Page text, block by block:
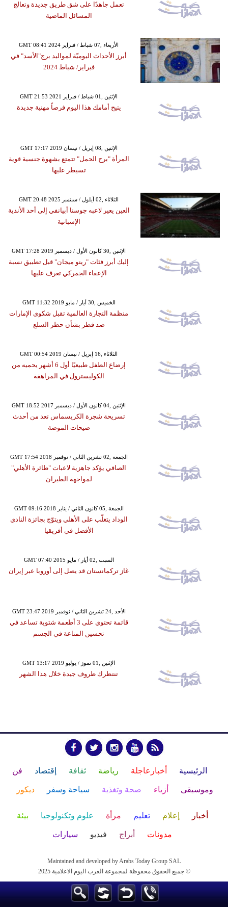
تعمل جاهدًا على شق طريق جديدة وتعالج
المسائل الماضية
GMT 08:41 2024 الأربعاء ,07 شباط / فبراير
أبرز الأحداث اليوميّة لمواليد برج"الأسد" في
فبراير/ شباط 2024
GMT 21:53 2021 الإثنين ,01 شباط / فبراير
يتيح أمامك هذا اليوم فرصاً مهنية جديدة
GMT 17:17 2019 الإثنين ,08 إبريل / نيسان
المرأة "برج الحمل" تتمتع بشهوة جنسية قوية
تسيطر عليها
GMT 20:48 2025 الثلاثاء ,02 أيلول / سبتمبر
العين يعير لاعبه جوسنا أبيانفي إلى أحد الأندية
الإسبانية
GMT 17:28 2019 الإثنين ,30 كانون الأول / ديسمبر
إليك أبرز فئات "رينو ميجان" قبل تطبيق نسبة
الإعفاء الجمركي تعرف عليها
GMT 11:32 2019 الخميس ,30 أيار / مايو
منظمة التجارة العالمية تقبل شكوى الإمارات
ضد قطر بشأن حظر السلع
GMT 00:54 2019 الثلاثاء ,16 إبريل / نيسان
إرضاع الطفل طبيعيًا أول 6 أشهر يحميه من
الكوليسترول في المراهقة
GMT 18:52 2017 الإثنين ,04 كانون الأول / ديسمبر
تسريحة شجرة الكريسماس تعد من أحدث
صيحات الموضة
GMT 17:54 2018 الجمعة ,02 تشرين الثاني / نوفمبر
الصافي يؤكد جاهزية لاعبات "طائرة الأهلي"
لمواجهة الطيران
GMT 09:16 2018 الجمعة ,05 كانون الثاني / يناير
الوداد يتغلّب على الأهلي ويتوّج بجائزة النادي
الأفضل في أفريقيا
GMT 07:40 2015 السبت ,02 أيار / مايو
غاز تركمانستان قد يصل إلى أوروبا عبر إيران
GMT 23:47 2019 الأحد ,24 تشرين الثاني / نوفمبر
قائمة تحتوي على 3 أطعمة شتوية تساعد في
تحسين المناعة في الجسم
GMT 13:17 2019 الإثنين ,01 تموز / يوليو
تنتظرك ظروف جيدة خلال هذا الشهر
الرئيسية أخبارعاجلة رياضة ثقافة إقتصاد فن
وموسيقى أزياء صحة وتغذية سياحة وسفر ديكور
أخبار إعلام تعليم مرأة علوم وتكنولوجيا بيئة
مدونات أبراج فيديو سيارات
Maintained and developed by Arabs Today Group SAL
جميع الحقوق محفوظة لمجموعة العرب اليوم الاعلامية 2025 ©